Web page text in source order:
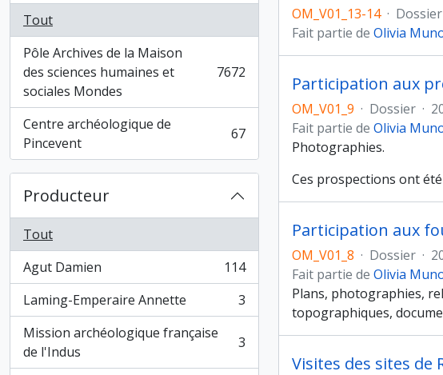
Tout
Pôle Archives de la Maison
des sciences humaines et
sociales Mondes
, 7672 résultats 7672
Centre archéologique de
Pincevent
, 67 résultats 67
Producteur
Tout
Agut Damien
, 114 résultats
114
Laming-Emperaire Annette
, 3 résultats
3
Mission archéologique française
de l'Indus
, 3 résultats 3
OM_V01_13-14 · Dossier
Fait partie de Olivia
Participation aux
OM_V01_9 · Dossier ·
Fait partie de Olivia
Photographies.
Ces prospections ont
Participation aux
OM_V01_8 · Dossier ·
Fait partie de Olivia
Plans, photographies,
topographiques,
Visites des sites de